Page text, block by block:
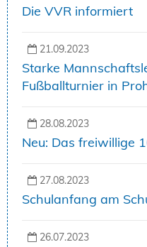
Die VVR informiert
21.09.2023
Starke
Fußballturnier in
28.08.2023
Neu: Das freiwillige
27.08.2023
Schulanfang am
26.07.2023